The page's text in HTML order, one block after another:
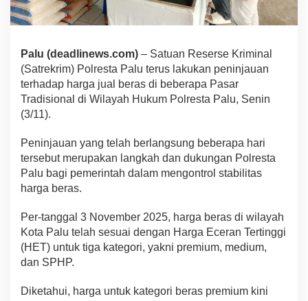
Palu (deadlinews.com) – Satuan Reserse Kriminal
(Satrekrim) Polresta Palu terus lakukan peninjauan
terhadap harga jual beras di beberapa Pasar
Tradisional di Wilayah Hukum Polresta Palu, Senin
(3/11).
Peninjauan yang telah berlangsung beberapa hari
tersebut merupakan langkah dan dukungan Polresta
Palu bagi pemerintah dalam mengontrol stabilitas
harga beras.
Per-tanggal 3 November 2025, harga beras di wilayah
Kota Palu telah sesuai dengan Harga Eceran Tertinggi
(HET) untuk tiga kategori, yakni premium, medium,
dan SPHP.
Diketahui, harga untuk kategori beras premium kini